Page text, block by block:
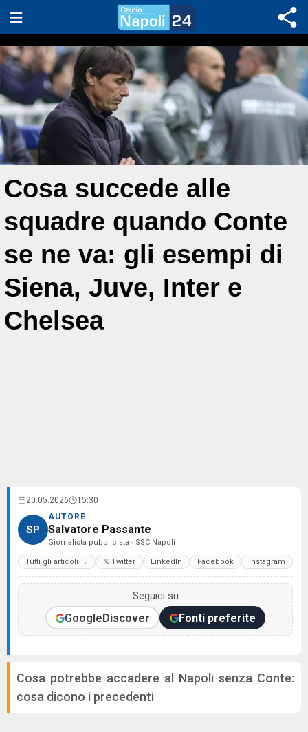
Cosa succede alle
squadre quando Conte
se ne va: gli esempi di
Siena, Juve, Inter e
Chelsea
20.05.2026 15:30
SP
AUTORE
Salvatore Passante
Giornalista pubblicista · SSC Napoli
Tutti gli articoli → 𝕏 Twitter LinkedIn Facebook Instagram
Seguici su
GoogleDiscover Fonti preferite
Cosa potrebbe accadere al Napoli senza Conte:
cosa dicono i precedenti